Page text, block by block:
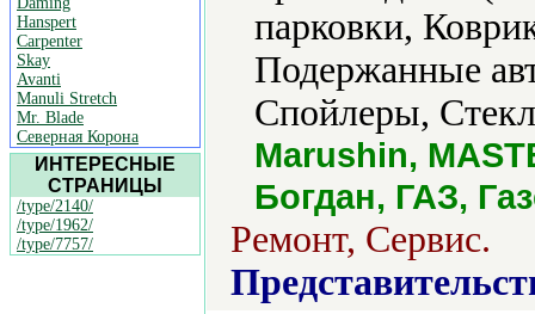
Hanspert
Carpenter
Skay
Avanti
Manuli Stretch
Mr. Blade
Северная Корона
ИНТЕРЕСНЫЕ
СТРАНИЦЫ
/type/2140/
/type/1962/
/type/7757/
парковки,
Подержанные
Спойлеры,
Marushin,
Богдан, ГАЗ,
Ремонт, Сервис.